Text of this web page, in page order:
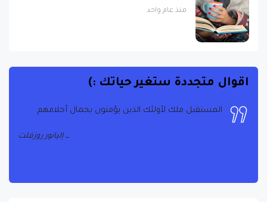
منذ عام واحد
اقوال متجددة ستغير حياتك :)
المستقبل ملك لأولئك الذين يؤمنون بجمال أحلامهم.
إليانور روزفلت